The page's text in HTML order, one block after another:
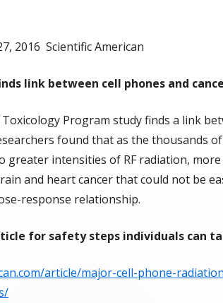
REACH
MCS
MCS
MCS
ERKRANKUNGEN
PARKINSON’S
TROMBOSE
VASCULITIS
THERAPIEN
FRAGEBÖGEN
2016 Scientific American
link between cell phones and
Program study finds a link
found that as the thousands
greater intensities of RF radiation,
and heart cancer that could not be
response relationship.
for safety steps individuals can
article/major-cell-phone-